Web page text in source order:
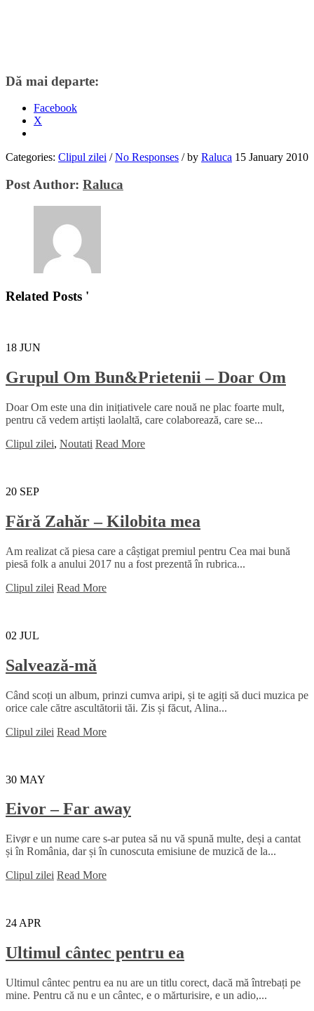
Dă mai departe:
Facebook
X
Categories: Clipul zilei / No Responses /by Raluca 15 January 2010
Post Author: Raluca
Related Posts '
18 JUN
Grupul Om Bun&Prietenii – Doar Om
Doar Om este una din inițiativele care nouă ne plac foarte mult,
pentru că vedem artiști laolaltă, care colaborează, care se...
Clipul zilei, Noutati Read More
20 SEP
Fără Zahăr – Kilobita mea
Am realizat că piesa care a câștigat premiul pentru Cea mai bună
piesă folk a anului 2017 nu a fost prezentă în rubrica...
Clipul zilei Read More
02 JUL
Salvează-mă
Când scoți un album, prinzi cumva aripi, și te agiți să duci muzica pe
orice cale către ascultătorii tăi. Zis și făcut, Alina...
Clipul zilei Read More
30 MAY
Eivor – Far away
Eivør e un nume care s-ar putea să nu vă spună multe, deși a cantat
și în România, dar și în cunoscuta emisiune de muzică de la...
Clipul zilei Read More
24 APR
Ultimul cântec pentru ea
Ultimul cântec pentru ea nu are un titlu corect, dacă mă întrebați pe
mine. Pentru că nu e un cântec, e o mărturisire, e un adio,...